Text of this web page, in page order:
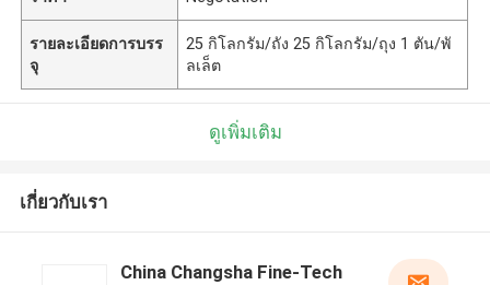
รายละเอียดการบรร
จุ
25 กิโลกรัม/ถัง 25 กิโลกรัม/ถุง 1 ตัน/พั
ลเล็ต
ดูเพิ่มเติม
เกี่ยวกับเรา
China Changsha Fine-Tech